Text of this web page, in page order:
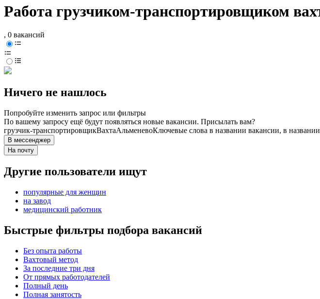
Работа грузчиком-транспортировщиком
, 0 вакансий
Ничего не нашлось
Попробуйте изменить запрос или фильтры
По вашему запросу ещё будут появляться новые вакансии. Присылать вам?
грузчик-транспортировщикВахтаАльменевоКлючевые слова в названии вакансии, в
В мессенджер
На почту
Другие пользователи ищут
популярные для женщин
на завод
медицинский работник
Быстрые фильтры подбора вакансий
Без опыта работы
Вахтовый метод
За последние три дня
От прямых работодателей
Полный день
Полная занятость